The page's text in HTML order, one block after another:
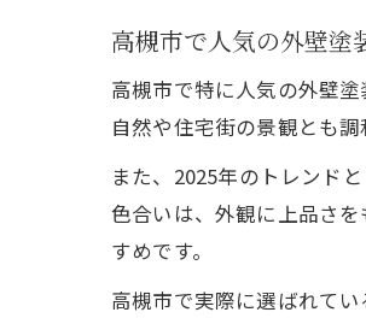
高槻市で人気の外壁塗
高槻市で特に人気の外壁
自然や住宅街の景観とも
また、2025年のトレンド
色合いは、外観に上品さ
すめです。
高槻市で実際に選ばれて